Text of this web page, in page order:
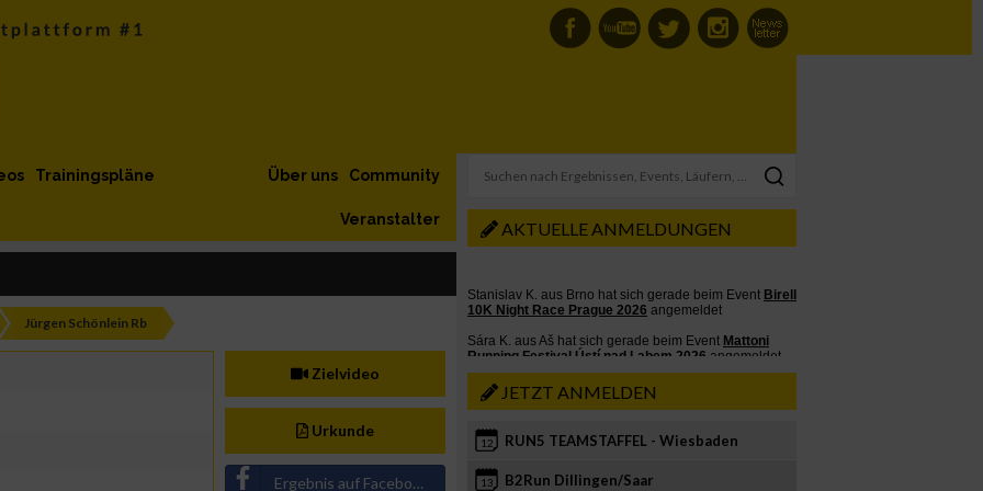
Trainingspläne Community
Über uns
Veranstalter
Jürgen Schönlein Rb
Zielvideo
Urkunde
Ergebnis auf Facebook teilen
AKTUELLE ANMELDUNGEN
JETZT ANMELDEN
12 RUN5 TEAMSTAFFEL - Wiesbaden
13 B2Run Dillingen/Saar